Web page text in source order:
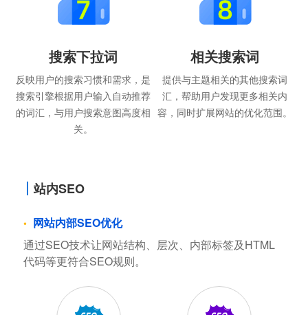
搜索下拉词
反映用户的搜索习惯和需求，是
搜索引擎根据用户输入自动推荐
的词汇，与用户搜索意图高度相
关。
相关搜索词
提供与主题相关的其他搜索词
汇，帮助用户发现更多相关内
容，同时扩展网站的优化范围。
站内SEO
网站内部SEO优化
通过SEO技术让网站结构、层次、内部标签及HTML
代码等更符合SEO规则。